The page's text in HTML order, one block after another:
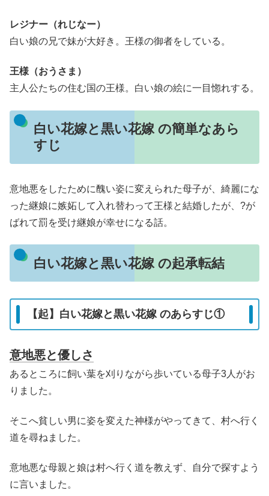
レジナー（れじなー）
白い娘の兄で妹が大好き。王様の御者をしている。
王様（おうさま）
主人公たちの住む国の王様。白い娘の絵に一目惚れする。
白い花嫁と黒い花嫁 の簡単なあら
すじ
意地悪をしたために醜い姿に変えられた母子が、綺麗にな
った継娘に嫉妬して入れ替わって王様と結婚したが、?が
ばれて罰を受け継娘が幸せになる話。
白い花嫁と黒い花嫁 の起承転結
【起】白い花嫁と黒い花嫁 のあらすじ①
意地悪と優しさ
あるところに飼い葉を刈りながら歩いている母子3人がお
りました。
そこへ貧しい男に姿を変えた神様がやってきて、村へ行く
道を尋ねました。
意地悪な母親と娘は村へ行く道を教えず、自分で探すよう
に言いました。